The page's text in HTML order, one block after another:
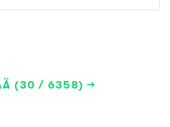
(30 / 6358)